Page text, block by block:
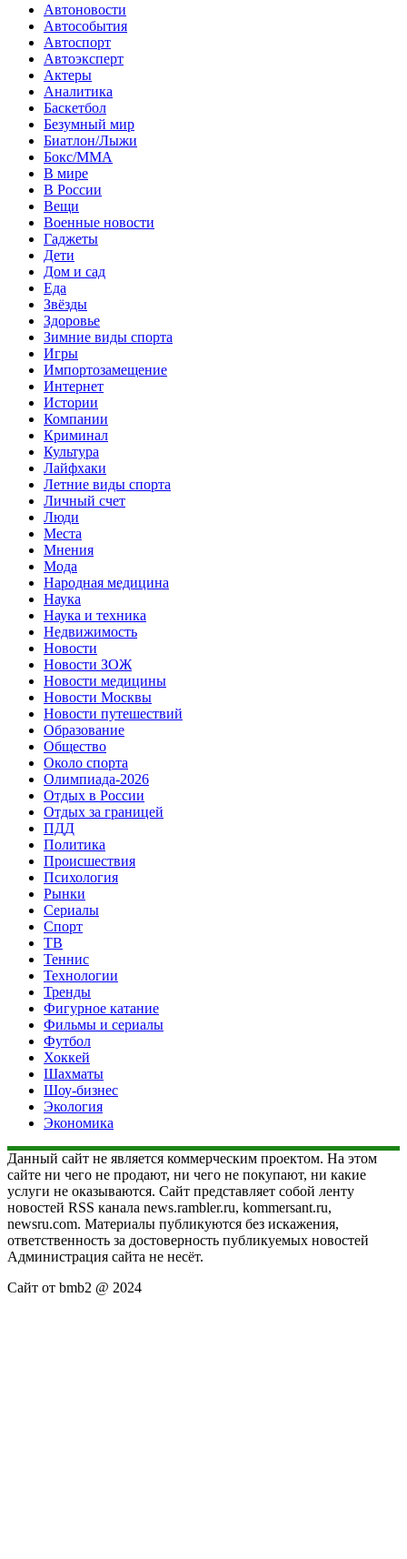
Автоновости
Автособытия
Автоспорт
Автоэксперт
Актеры
Аналитика
Баскетбол
Безумный мир
Биатлон/Лыжи
Бокс/MMA
В мире
В России
Вещи
Военные новости
Гаджеты
Дети
Дом и сад
Еда
Звёзды
Здоровье
Зимние виды спорта
Игры
Импортозамещение
Интернет
Истории
Компании
Криминал
Культура
Лайфхаки
Летние виды спорта
Личный счет
Люди
Места
Мнения
Мода
Народная медицина
Наука
Наука и техника
Недвижимость
Новости
Новости ЗОЖ
Новости медицины
Новости Москвы
Новости путешествий
Образование
Общество
Около спорта
Олимпиада-2026
Отдых в России
Отдых за границей
ПДД
Политика
Происшествия
Психология
Рынки
Сериалы
Спорт
ТВ
Теннис
Технологии
Тренды
Фигурное катание
Фильмы и сериалы
Футбол
Хоккей
Шахматы
Шоу-бизнес
Экология
Экономика
Данный сайт не является коммерческим проектом. На этом
сайте ни чего не продают, ни чего не покупают, ни какие
услуги не оказываются. Сайт представляет собой ленту
новостей RSS канала news.rambler.ru, kommersant.ru,
newsru.com. Материалы публикуются без искажения,
ответственность за достоверность публикуемых новостей
Администрация сайта не несёт.
Сайт от bmb2 @ 2024